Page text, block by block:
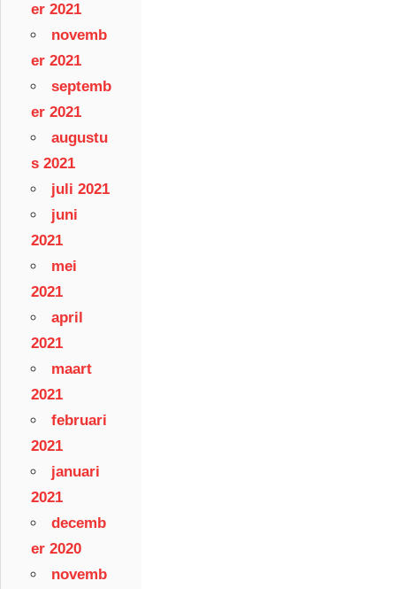
er 2021
novemb
er 2021
septemb
er 2021
augustu
s 2021
juli 2021
juni
2021
mei
2021
april
2021
maart
2021
februari
2021
januari
2021
decemb
er 2020
novemb